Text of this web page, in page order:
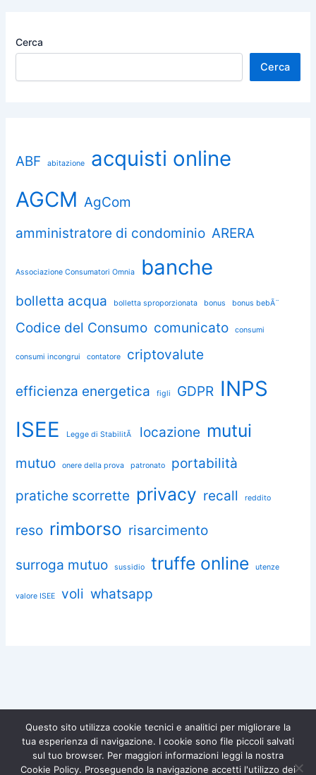
Cerca
Cerca
ABF abitazione
acquisti online
AGCM AgCom
amministratore di condominio ARERA
Associazione Consumatori Omnia banche
bolletta acqua bolletta sproporzionata bonus bonus bebÃ¨
Codice del Consumo comunicato consumi
consumi incongrui contatore criptovalute
efficienza energetica figli GDPR INPS
ISEE
Legge di StabilitÃ locazione mutui
mutuo onere della prova patronato
portabilità
pratiche scorrette privacy recall reddito
reso rimborso risarcimento
surroga mutuo sussidio truffe online utenze
valore ISEE voli whatsapp
Diventa socio di
Iscriviti gratuitamente e difendi i
Chiedi aiuto a Omnia
Questo sito utilizza cookie tecnici e analitici per migliorare la
tua esperienza di navigazione. I cookie sono file piccoli salvati
sul tuo browser. Per maggiori informazioni leggi la nostra
Cookie Policy. Proseguendo la navigazione accetti l'utilizzo dei